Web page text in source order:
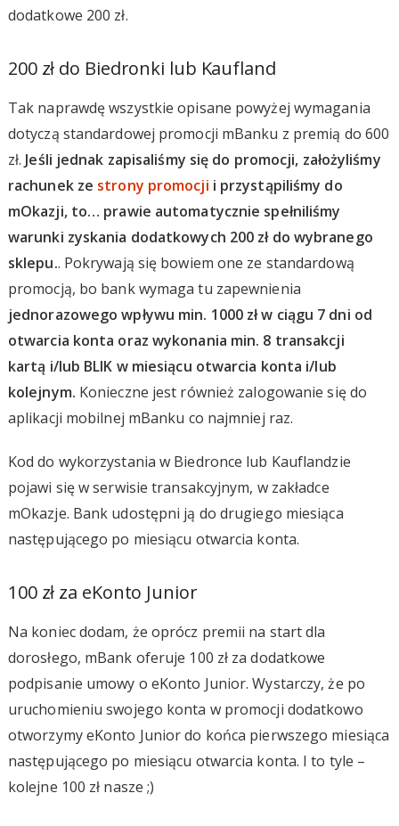
dodatkowe 200 zł.
200 zł do Biedronki lub Kaufland
Tak naprawdę wszystkie opisane powyżej wymagania
dotyczą standardowej promocji mBanku z premią do 600
zł. Jeśli jednak zapisaliśmy się do promocji, założyliśmy
rachunek ze strony promocji i przystąpiliśmy do
mOkazji, to… prawie automatycznie spełniliśmy
warunki zyskania dodatkowych 200 zł do wybranego
sklepu.. Pokrywają się bowiem one ze standardową
promocją, bo bank wymaga tu zapewnienia
jednorazowego wpływu min. 1000 zł w ciągu 7 dni od
otwarcia konta oraz wykonania min. 8 transakcji
kartą i/lub BLIK w miesiącu otwarcia konta i/lub
kolejnym. Konieczne jest również zalogowanie się do
aplikacji mobilnej mBanku co najmniej raz.
Kod do wykorzystania w Biedronce lub Kauflandzie
pojawi się w serwisie transakcyjnym, w zakładce
mOkazje. Bank udostępni ją do drugiego miesiąca
następującego po miesiącu otwarcia konta.
100 zł za eKonto Junior
Na koniec dodam, że oprócz premii na start dla
dorosłego, mBank oferuje 100 zł za dodatkowe
podpisanie umowy o eKonto Junior. Wystarczy, że po
uruchomieniu swojego konta w promocji dodatkowo
otworzymy eKonto Junior do końca pierwszego miesiąca
następującego po miesiącu otwarcia konta. I to tyle –
kolejne 100 zł nasze ;)